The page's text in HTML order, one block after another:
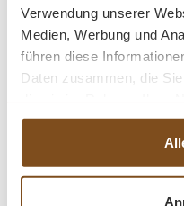
Verwendung unserer
Medien, Werbung und
führen diese
Daten zusammen, die
haben.
Beschreibung
Truhe Weichholz
Fragen zum Produkt?